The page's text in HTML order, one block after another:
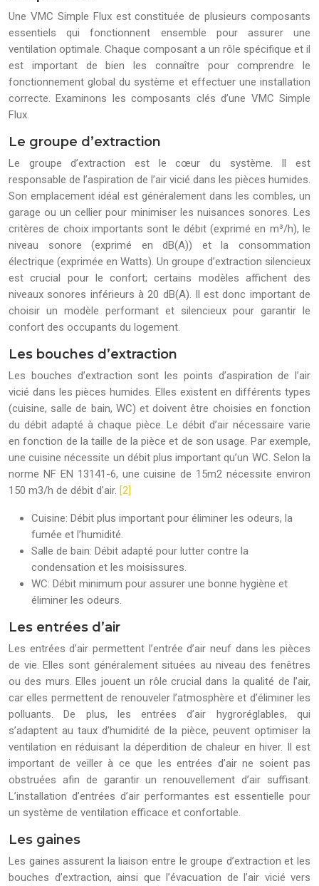
Une VMC Simple Flux est constituée de plusieurs composants
essentiels qui fonctionnent ensemble pour assurer une
ventilation optimale. Chaque composant a un rôle spécifique et il
est important de bien les connaître pour comprendre le
fonctionnement global du système et effectuer une installation
correcte. Examinons les composants clés d’une VMC Simple
Flux.
Le groupe d’extraction
Le groupe d’extraction est le cœur du système. Il est
responsable de l’aspiration de l’air vicié dans les pièces humides.
Son emplacement idéal est généralement dans les combles, un
garage ou un cellier pour minimiser les nuisances sonores. Les
critères de choix importants sont le débit (exprimé en m³/h), le
niveau sonore (exprimé en dB(A)) et la consommation
électrique (exprimée en Watts). Un groupe d’extraction silencieux
est crucial pour le confort; certains modèles affichent des
niveaux sonores inférieurs à 20 dB(A). Il est donc important de
choisir un modèle performant et silencieux pour garantir le
confort des occupants du logement.
Les bouches d’extraction
Les bouches d’extraction sont les points d’aspiration de l’air
vicié dans les pièces humides. Elles existent en différents types
(cuisine, salle de bain, WC) et doivent être choisies en fonction
du débit adapté à chaque pièce. Le débit d’air nécessaire varie
en fonction de la taille de la pièce et de son usage. Par exemple,
une cuisine nécessite un débit plus important qu’un WC. Selon la
norme NF EN 13141-6, une cuisine de 15m2 nécessite environ
150 m3/h de débit d’air. [2]
Cuisine: Débit plus important pour éliminer les odeurs, la
fumée et l’humidité.
Salle de bain: Débit adapté pour lutter contre la
condensation et les moisissures.
WC: Débit minimum pour assurer une bonne hygiène et
éliminer les odeurs.
Les entrées d’air
Les entrées d’air permettent l’entrée d’air neuf dans les pièces
de vie. Elles sont généralement situées au niveau des fenêtres
ou des murs. Elles jouent un rôle crucial dans la qualité de l’air,
car elles permettent de renouveler l’atmosphère et d’éliminer les
polluants. De plus, les entrées d’air hygroréglables, qui
s’adaptent au taux d’humidité de la pièce, peuvent optimiser la
ventilation en réduisant la déperdition de chaleur en hiver. Il est
important de veiller à ce que les entrées d’air ne soient pas
obstruées afin de garantir un renouvellement d’air suffisant.
L’installation d’entrées d’air performantes est essentielle pour
un système de ventilation efficace et confortable.
Les gaines
Les gaines assurent la liaison entre le groupe d’extraction et les
bouches d’extraction, ainsi que l’évacuation de l’air vicié vers